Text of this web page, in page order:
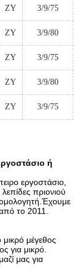
ZY 3/9/75
ZY 3/9/80
ZY 3/9/75
ZY 3/9/80
ZY 3/9/75
ή
εργοστάσιο,
πριονιού
το 2011.
μέγεθος
για μικρό.
μας για